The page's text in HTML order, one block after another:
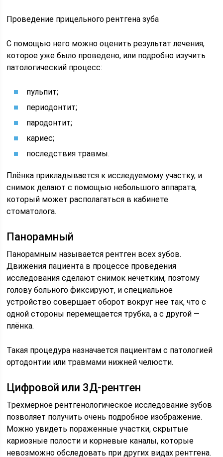
Проведение прицельного рентгена зуба
С помощью него можно оценить результат лечения,
которое уже было проведено, или подробно изучить
патологический процесс:
пульпит;
периодонтит;
пародонтит;
кариес;
последствия травмы.
Плёнка прикладывается к исследуемому участку, и
снимок делают с помощью небольшого аппарата,
который может располагаться в кабинете
стоматолога.
Панорамный
Панорамным называется рентген всех зубов.
Движения пациента в процессе проведения
исследования сделают снимок нечетким, поэтому
голову больного фиксируют, и специальное
устройство совершает оборот вокруг нее так, что с
одной стороны перемещается трубка, а с другой —
плёнка.
Такая процедура назначается пациентам с патологией
ортодонтии или травмами нижней челюсти.
Цифровой или 3Д-рентген
Трехмерное рентгенологическое исследование зубов
позволяет получить очень подробное изображение.
Можно увидеть пораженные участки, скрытые
кариозные полости и корневые каналы, которые
невозможно обследовать при других видах рентгена.